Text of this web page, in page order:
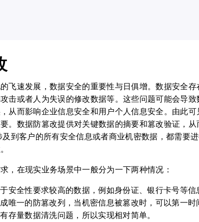
飞速发展，数据安全的重要性与日俱增。数据安全存
击或者人为失误的修改数据等。这些问题可能会导
从而影响企业信息安全和用户个人信息安全。由此
。数据防篡改提供对关键数据的摘要和篡改验证，从
到客户的所有安全信息或者商业机密数据，都需要
，在现实业务场景中一般分为一下两种情况：
安全性要求较高的数据，例如身份证、银行卡号等
唯一的防篡改列，当机密信息被篡改时，可以第一时
存量数据清洗问题，所以实现相对简单。